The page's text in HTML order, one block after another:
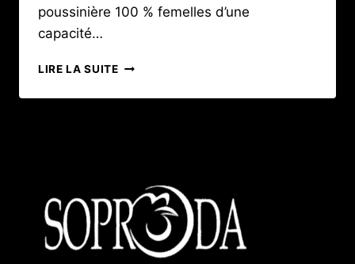
poussinière 100 % femelles d’une
capacité…
LIRE LA SUITEDES
MODERNES
D’AFRIQUE
DE
L’OUEST